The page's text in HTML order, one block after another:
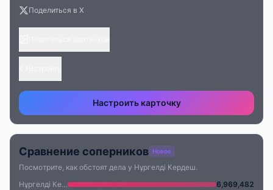
Поделиться в X
Настроить карточку
Сравнение соперников Новое
Посмотрите, как обстоят дела у Нұргелді Кердеш.
Нұргелді Кердеш
6,969,482